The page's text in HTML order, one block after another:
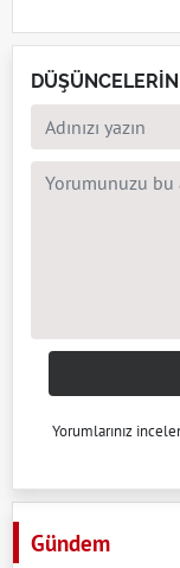
Yorumlarınız
Gündem